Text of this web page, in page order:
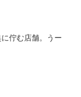
佇む店舗。うー